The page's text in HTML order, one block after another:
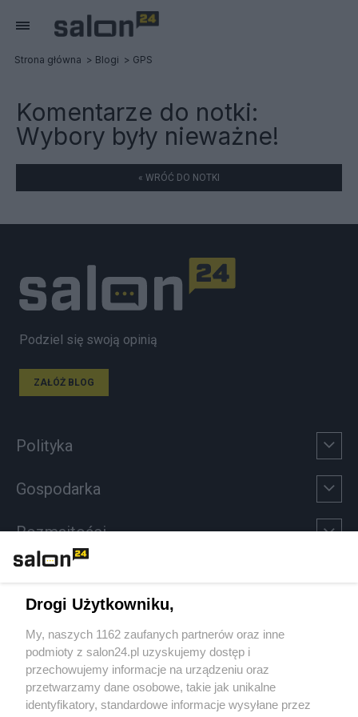
Strona główna Blogi GPS
Komentarze do notki:
Wybory były nieważne!
« WRÓĆ DO NOTKI
Podziel się swoją opinią
ZAŁÓŻ BLOG
Polityka
Gospodarka
Rozmaitości
Sport
Społeczeństwo
Kultura
Drogi Użytkowniku,
My, naszych 1162 zaufanych partnerów oraz inne
podmioty z salon24.pl uzyskujemy dostęp i
przechowujemy informacje na urządzeniu oraz
przetwarzamy dane osobowe, takie jak unikalne
identyfikatory, standardowe informacje wysyłane przez